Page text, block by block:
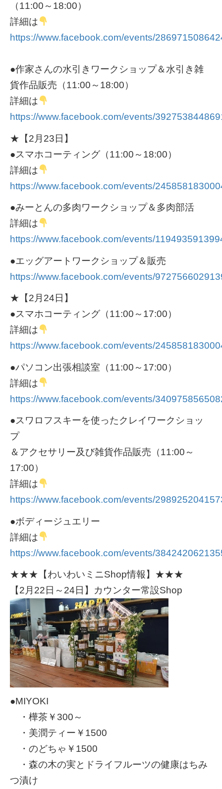
（11:00～18:00）
詳細は
https://www.facebook.com/events/
●作家さんの水引きワークショップ＆水引き雑
貨作品販売（11:00～18:00）
詳細は
https://www.facebook.com/events/
★【2月23日】
●スマホコーティング（11:00～18:00）
詳細は
https://www.facebook.com/events/
●みーとんの多肉ワークショップ＆多肉部活
詳細は
https://www.facebook.com/events/
●エッグアートワークショップ＆販売
https://www.facebook.com/events/
★【2月24日】
●スマホコーティング（11:00～17:00）
詳細は
https://www.facebook.com/events/
●パソコン出張相談室（11:00～17:00）
詳細は
https://www.facebook.com/events/
●スワロフスキーを使ったクレイワークショッ
プ
＆アクセサリー及び雑貨作品販売（11:00～
17:00）
詳細は
https://www.facebook.com/events/
●ボディージュエリー
詳細は
https://www.facebook.com/events/
★★★【わいわいミニShop情報】★★★
【2月22日～24日】カウンター常設Shop
●MIYOKI
・樺茶￥300～
・美潤ティー￥1500
・のどちゃ￥1500
・森の木の実とドライフルーツの健康はちみ
つ漬け